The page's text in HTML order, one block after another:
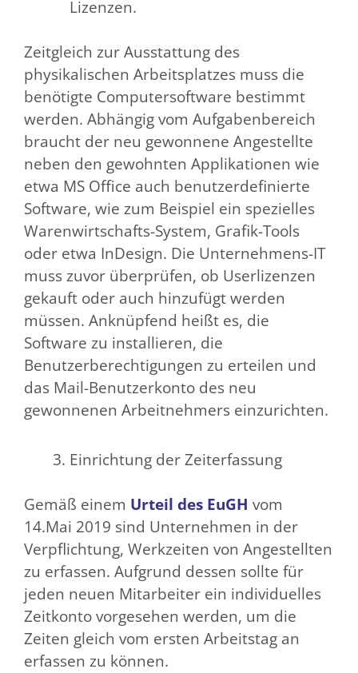
Lizenzen.
Zeitgleich zur Ausstattung des
physikalischen Arbeitsplatzes muss die
benötigte Computersoftware bestimmt
werden. Abhängig vom Aufgabenbereich
braucht der neu gewonnene Angestellte
neben den gewohnten Applikationen wie
etwa MS Office auch benutzerdefinierte
Software, wie zum Beispiel ein spezielles
Warenwirtschafts-System, Grafik-Tools
oder etwa InDesign. Die Unternehmens-IT
muss zuvor überprüfen, ob Userlizenzen
gekauft oder auch hinzufügt werden
müssen. Anknüpfend heißt es, die
Software zu installieren, die
Benutzerberechtigungen zu erteilen und
das Mail-Benutzerkonto des neu
gewonnenen Arbeitnehmers einzurichten.
Einrichtung der Zeiterfassung
Gemäß einem Urteil des EuGH vom
14.Mai 2019 sind Unternehmen in der
Verpflichtung, Werkzeiten von Angestellten
zu erfassen. Aufgrund dessen sollte für
jeden neuen Mitarbeiter ein individuelles
Zeitkonto vorgesehen werden, um die
Zeiten gleich vom ersten Arbeitstag an
erfassen zu können.